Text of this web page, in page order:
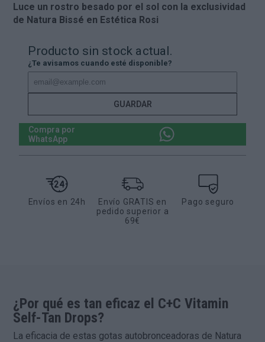
Luce un rostro besado por el sol con la exclusividad
de Natura Bissé en Estética Rosi
Producto sin stock actual.
¿Te avisamos cuando esté disponible?
GUARDAR
Compra por
WhatsApp
Envíos en 24h
Envío GRATIS en
pedido superior a
69€
Pago seguro
¿Por qué es tan eficaz el C+C Vitamin
Self-Tan Drops?
La eficacia de estas gotas autobronceadoras de Natura